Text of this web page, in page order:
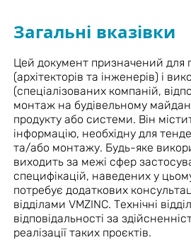
Загальні вказівки
Цей документ призначений для
(архітекторів та інженерів) і
(спеціалізованих компаній,
монтаж на будівельному
продукту або системи. Він
інформацію, необхідну для
та/або монтажу. Будь-яке
виходить за межі сфер
специфікацій, наведених у
потребує додаткових
відділами VMZINC. Технічні
відповідальності за
реалізації таких проєктів.